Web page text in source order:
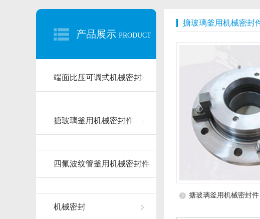
产品展示 PRODUCT
端面比压可调式机械密封
搪玻璃釜用机械密封件
四氟波纹管釜用机械密封件
机械密封
搪玻璃釜用机械密封
搪玻璃釜用机械密封件